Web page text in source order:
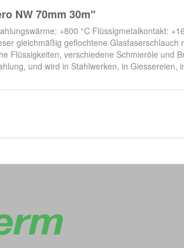
NW 70mm 30m"
+800 °C Flüssigmetalkontakt:
gleichmäßig geflochtene
Flüssigkeiten, verschiedene Schmieröle und
und wird in Stahlwerken, in Giessereien,